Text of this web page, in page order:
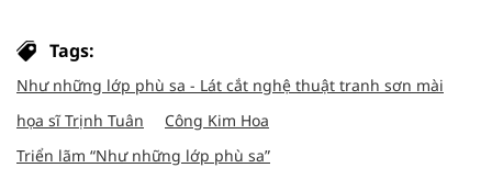
Tags:
Như những lớp phù sa - Lát cắt nghệ thuật tranh sơn mài
họa sĩ Trịnh Tuân
Công Kim Hoa
Triển lãm “Như những lớp phù sa”